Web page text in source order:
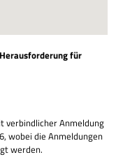
für
ver­bind­li­cher Anmel­dung
wobei die Anmel­dun­gen
werden.